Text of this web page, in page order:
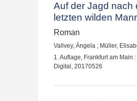
Auf der Jagd nach
letzten wilden
Roman
Vallvey, Ángela ; Müller,
1. Auflage, Frankfurt am Main
Digital, 20170526